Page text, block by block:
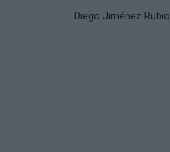
Diego Jiménez Rubio